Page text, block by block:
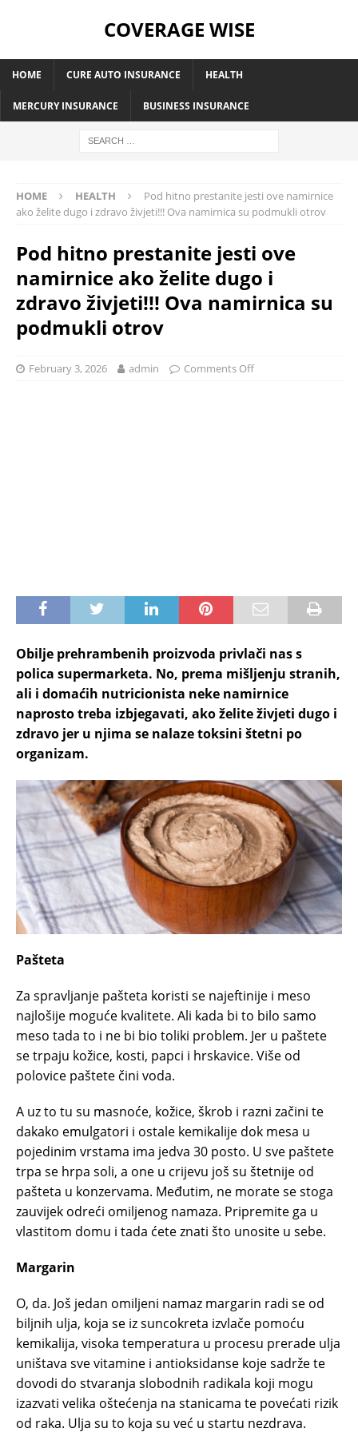
COVERAGE WISE
HOME CURE AUTO INSURANCE HEALTH
MERCURY INSURANCE BUSINESS INSURANCE
HOME HEALTH
Pod hitno prestanite jesti ove namirnice
ako želite dugo i zdravo živjeti!!! Ova namirnica su podmukli otrov
Pod hitno prestanite jesti ove
namirnice ako želite dugo i
zdravo živjeti!!! Ova namirnica su
podmukli otrov
February 3, 2026 admin Comments Off
Obilje prehrambenih proizvoda privlači nas s
polica supermarketa. No, prema mišljenju stranih,
ali i domaćih nutricionista neke namirnice
naprosto treba izbjegavati, ako želite živjeti dugo i
zdravo jer u njima se nalaze toksini štetni po
organizam.
Pašteta
Za spravljanje pašteta koristi se najeftinije i meso
najlošije moguće kvalitete. Ali kada bi to bilo samo
meso tada to i ne bi bio toliki problem. Jer u paštete
se trpaju kožice, kosti, papci i hrskavice. Više od
polovice paštete čini voda.
A uz to tu su masnoće, kožice, škrob i razni začini te
dakako emulgatori i ostale kemikalije dok mesa u
pojedinim vrstama ima jedva 30 posto. U sve paštete
trpa se hrpa soli, a one u crijevu još su štetnije od
pašteta u konzervama. Međutim, ne morate se stoga
zauvijek odreći omiljenog namaza. Pripremite ga u
vlastitom domu i tada ćete znati što unosite u sebe.
Margarin
O, da. Još jedan omiljeni namaz margarin radi se od
biljnih ulja, koja se iz suncokreta izvlače pomoću
kemikalija, visoka temperatura u procesu prerade ulja
uništava sve vitamine i antioksidanse koje sadrže te
dovodi do stvaranja slobodnih radikala koji mogu
izazvati velika oštećenja na stanicama te povećati rizik
od raka. Ulja su to koja su već u startu nezdrava.